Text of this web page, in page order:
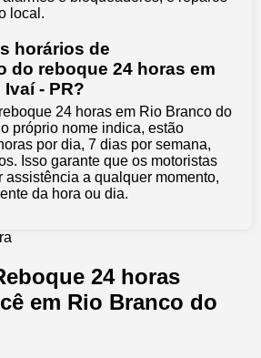
local.
horários de
do reboque 24 horas em
- PR?
24 horas em Rio Branco do
próprio nome indica, estão
por dia, 7 dias por semana,
Isso garante que os motoristas
assistência a qualquer momento,
da hora ou dia.
24 horas
em Rio Branco do